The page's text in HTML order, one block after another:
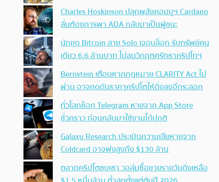
Charles Hoskinson ปลุกพลังคอมมูฯ Cardano
ลั่นต้องการพา ADA กลับมาเป็นผู้ชนะ
นักขุด Bitcoin สาย Solo เจอบล็อก รับทรัพย์คน
เดียว 6.6 ล้านบาท ไม่สนวิกฤตศรัทธาคริปโทฯ
Bernstein เตือนหากกฎหมาย CLARITY Act ไม่
ผ่าน อาจกดดันราคาคริปโตให้ดิ่งลงอีกระลอก
ทั่วโลกช็อก Telegram หายจาก App Store
ชั่วคราว ก่อนกลับมาใช้งานได้ปกติ
Galaxy Research ประเมินความเสียหายจาก
Coldcard อาจพุ่งสูงถึง $130 ล้าน
ตลาดคริปโตซบเซา วอลุ่มซื้อขายรายวันดิ่งเหลือ